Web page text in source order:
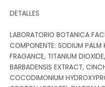
DETALLES
LABORATORIO BOTANICA
COMPONENTE: SODIUM PALM
FRAGANCE, TITANIUM
BARBADENSIS EXTRACT,
COCODIMONIUM